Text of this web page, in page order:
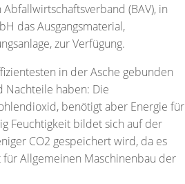
(BAV), in
das Ausgangsmaterial,
zur Verfügung.
in der Asche gebunden
Nachteile haben: Die
benötigt aber Energie für
Feuchtigkeit bildet sich auf der
CO2 gespeichert wird, da es
Allgemeinen Maschinenbau der